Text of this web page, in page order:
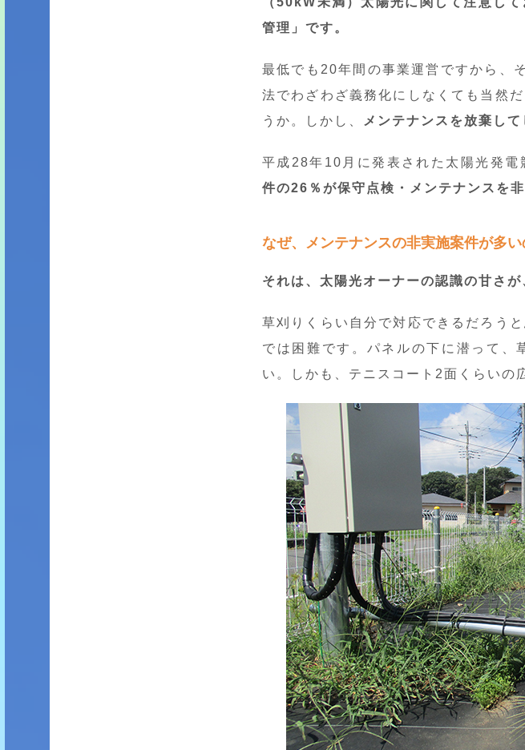
管理」です。
最低でも20年間の事業運営ですから、
法でわざわざ義務化にしなくても当然
うか。しかし、
メンテナンスを放棄し
平成28年10月に発表された太陽光発
件の26％が保守点検・メンテナンスを非
なぜ、メンテナンスの非実施案件が多い
それは、太陽光オーナーの認識の甘さが
草刈りくらい自分で対応できるだろう
では困難です。パネルの下に潜って、
い。しかも、テニスコート2面くらいの